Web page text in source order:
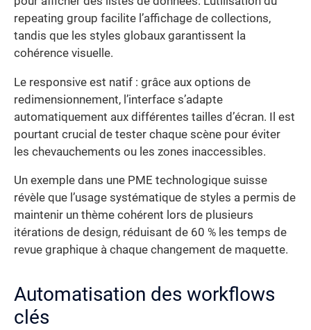
repeating group facilite l’affichage de collections,
tandis que les styles globaux garantissent la
cohérence visuelle.
Le responsive est natif : grâce aux options de
redimensionnement, l’interface s’adapte
automatiquement aux différentes tailles d’écran. Il est
pourtant crucial de tester chaque scène pour éviter
les chevauchements ou les zones inaccessibles.
Un exemple dans une PME technologique suisse
révèle que l’usage systématique de styles a permis de
maintenir un thème cohérent lors de plusieurs
itérations de design, réduisant de 60 % les temps de
revue graphique à chaque changement de maquette.
Automatisation des workflows
clés